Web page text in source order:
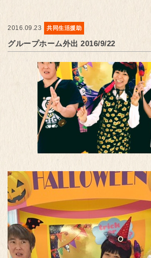
2016.09.23 共同生活援助
グループホーム外出 2016/9/22